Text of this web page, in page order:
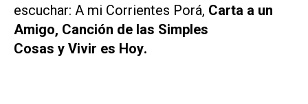
escuchar: A mi Corrientes Porá, Carta a un
Amigo, Canción de las Simples
Cosas y Vivir es Hoy.